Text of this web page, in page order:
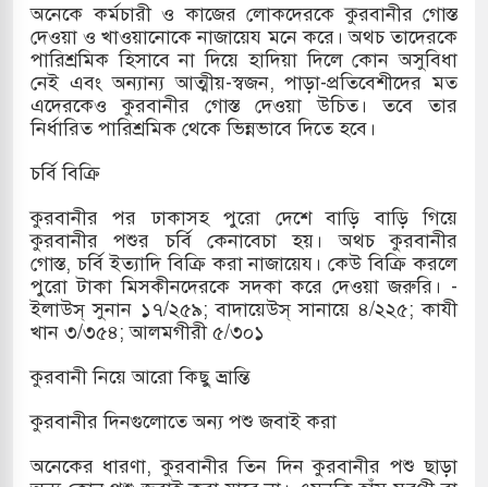
অনেকে কর্মচারী ও কাজের লোকদেরকে কুরবানীর গোস্ত
দেওয়া ও খাওয়ানোকে নাজায়েয মনে করে। অথচ তাদেরকে
পারিশ্রমিক হিসাবে না দিয়ে হাদিয়া দিলে কোন অসুবিধা
নেই এবং অন্যান্য আত্মীয়-স্বজন, পাড়া-প্রতিবেশীদের মত
এদেরকেও কুরবানীর গোস্ত দেওয়া উচিত। তবে তার
নির্ধারিত পারিশ্রমিক থেকে ভিন্নভাবে দিতে হবে।
চর্বি বিক্রি
কুরবানীর পর ঢাকাসহ পুরো দেশে বাড়ি বাড়ি গিয়ে
কুরবানীর পশুর চর্বি কেনাবেচা হয়। অথচ কুরবানীর
গোস্ত, চর্বি ইত্যাদি বিক্রি করা নাজায়েয। কেউ বিক্রি করলে
পুরো টাকা মিসকীনদেরকে সদকা করে দেওয়া জরুরি। -
ইলাউস্ সুনান ১৭/২৫৯; বাদায়েউস্ সানায়ে ৪/২২৫; কাযী
খান ৩/৩৫৪; আলমগীরী ৫/৩০১
কুরবানী নিয়ে আরো কিছু ভ্রান্তি
কুরবানীর দিনগুলোতে অন্য পশু জবাই করা
অনেকের ধারণা, কুরবানীর তিন দিন কুরবানীর পশু ছাড়া